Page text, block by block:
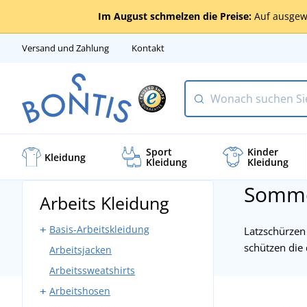
Im August schmelzen die Preise: Auf
Versand und Zahlung Kontakt
Kleidung Sport
Kleidung
Kinder
Kleidung
schützen die
Arbeits Kleidung
Basis-Arbeitskleidung
Arbeitshosen mit Latz
Arbeitshosen ohne Latz
Bundjacken
Arbeitsjacken
Arbeitssweatshirts
Arbeitshosen